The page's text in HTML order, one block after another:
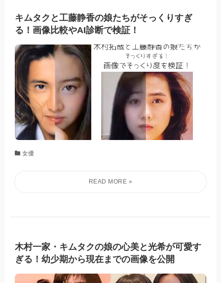
キムタクと工藤静香の娘たちがそっくりすぎ
る！画像比較やAI診断で検証！
女優
木村一家・キムタクの娘の心美と光希が可愛す
ぎる！幼少期から現在までの画像を公開